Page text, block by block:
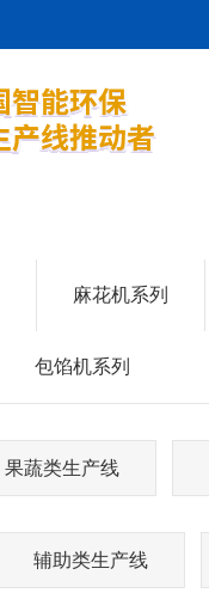
麻花机系列
包馅机系列
果蔬类生产线
辅助类生产线